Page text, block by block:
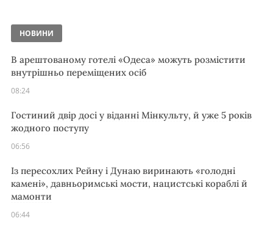
НОВИНИ
В арештованому готелі «Одеса» можуть розмістити
внутрішньо переміщених осіб
08:24
Гостиний двір досі у віданні Мінкульту, й уже 5 років
жодного поступу
06:56
Із пересохлих Рейну і Дунаю виринають «голодні
камені», давньоримські мости, нацистські кораблі й
мамонти
06:44